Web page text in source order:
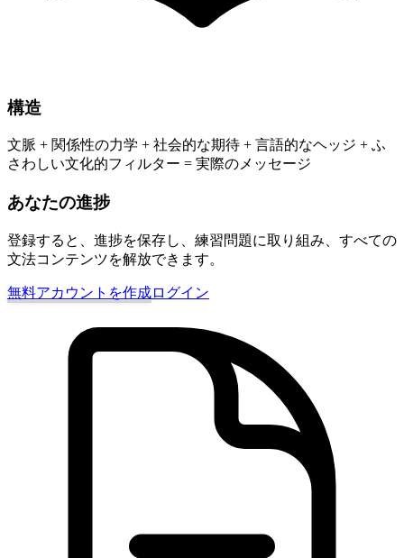
構造
文脈 + 関係性の力学 + 社会的な期待 + 言語的なヘッジ + ふ
さわしい文化的フィルター = 実際のメッセージ
あなたの進捗
登録すると、進捗を保存し、練習問題に取り組み、すべての
文法コンテンツを解放できます。
無料アカウントを作成ログイン